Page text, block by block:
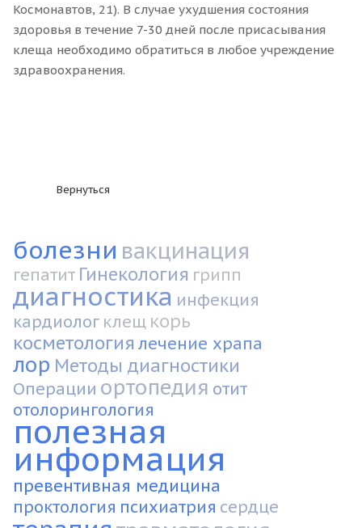
Космонавтов, 21). В случае ухудшения состояния
здоровья в течение 7-30 дней после присасывания
клеща необходимо обратиться в любое учреждение
здравоохранения.
Вернуться
болезни вакцинация
гепатит Гинекология грипп
диагностика инфекция
кардиолог клещ корь
косметология лечение храпа
лор Методы диагностики
Операции ортопедия отит
отолорингология
полезная
информация
превентивная медицина
проктология психиатрия сердце